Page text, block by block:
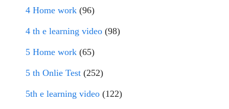
4 Home work (96)
4 th e learning video (98)
5 Home work (65)
5 th Onlie Test (252)
5th e learning video (122)